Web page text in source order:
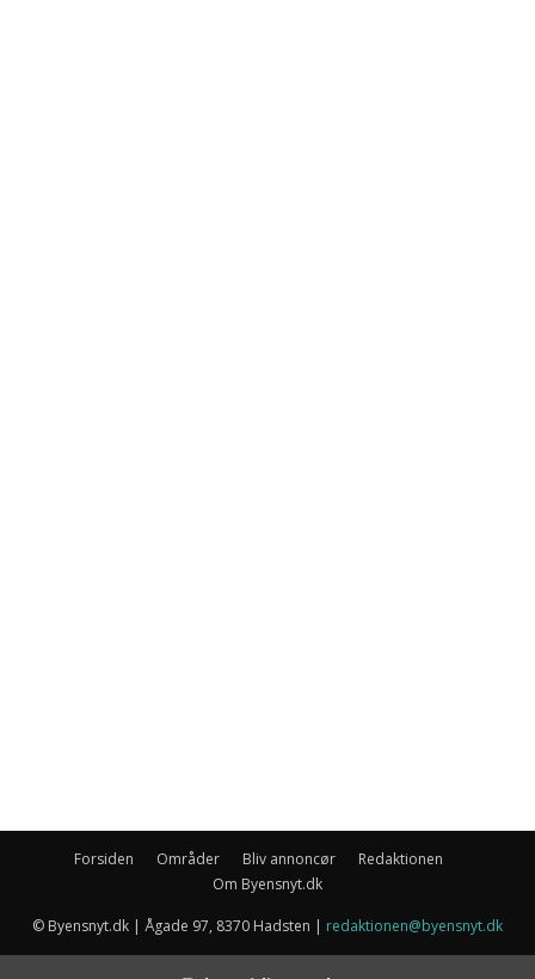
Forsiden Områder Bliv annoncør
Redaktionen
Om Byensnyt.dk
© Byensnyt.dk | Ågade 97, 8370 Hadsten | redaktionen@byensnyt.dk